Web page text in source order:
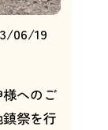
06/19
へのご
祭を行